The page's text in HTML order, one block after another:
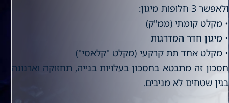
ולאפשר 3 חלופות מיגון:
• מקלט קומתי (ממ"ק)
• מיגון חדר המדרגות
• מקלט אחד תת קרקעי (מקלט "קלאסי")
חסכון זה מתבטא בחסכון בעלויות בנייה, תחזוקה וארנונה
בגין שטחים לא מניבים.